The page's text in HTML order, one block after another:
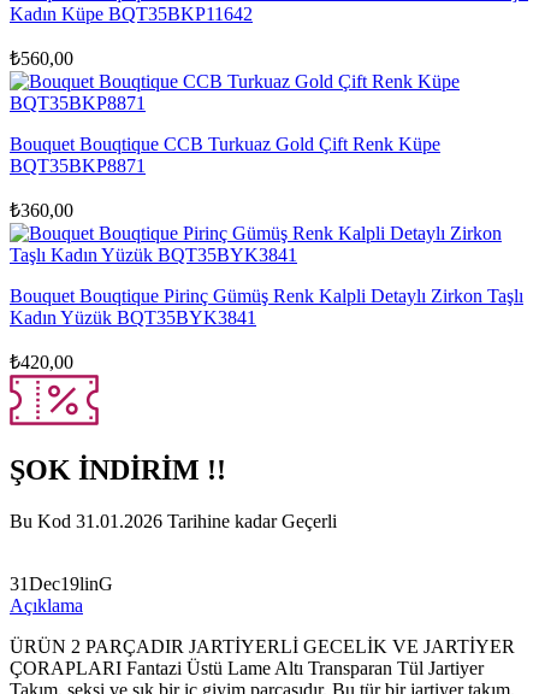
Kadın Küpe BQT35BKP11642
₺560,00
Bouquet Bouqtique CCB Turkuaz Gold Çift Renk Küpe
BQT35BKP8871
₺360,00
Bouquet Bouqtique Pirinç Gümüş Renk Kalpli Detaylı Zirkon Taşlı
Kadın Yüzük BQT35BYK3841
₺420,00
ŞOK İNDİRİM !!
Bu Kod 31.01.2026 Tarihine kadar Geçerli
31Dec19linG
Açıklama
ÜRÜN 2 PARÇADIR JARTİYERLİ GECELİK VE JARTİYER
ÇORAPLARI Fantazi Üstü Lame Altı Transparan Tül Jartiyer
Takım, seksi ve şık bir iç giyim parçasıdır. Bu tür bir jartiyer takım,